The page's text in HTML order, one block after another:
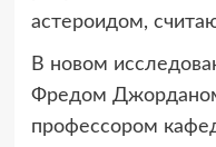
астероидом,
В новом
Фредом
профессором